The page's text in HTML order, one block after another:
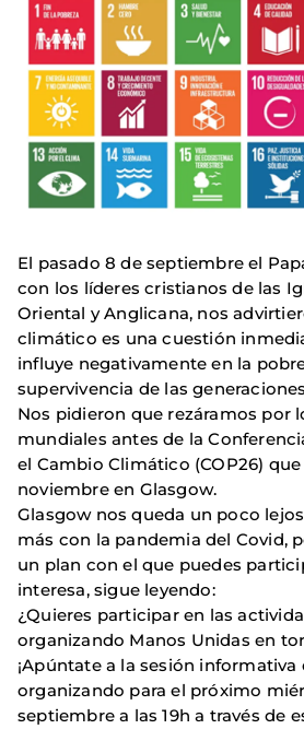
El pasado 8 de septiembre el
con los líderes cristianos de las
Oriental y Anglicana, nos
climático es una cuestión
influye negativamente en la
supervivencia de las
Nos pidieron que rezáramos por
mundiales antes de la
el Cambio Climático (COP26) que
noviembre en Glasgow.
Glasgow nos queda un poco
más con la pandemia del Covid,
un plan con el que puedes
interesa, sigue leyendo:
¿Quieres participar en las
organizando Manos Unidas en
¡Apúntate a la sesión informativa
organizando para el próximo
septiembre a las 19h a través de